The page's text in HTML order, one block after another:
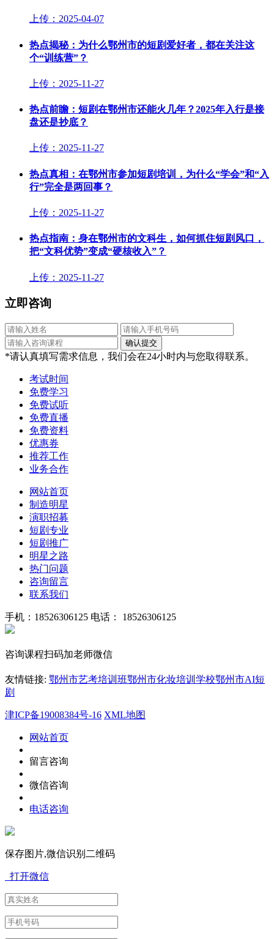
上传：2025-04-07
热点揭秘：为什么鄂州市的短剧爱好者，都在关注这
个“训练营”？
上传：2025-11-27
热点前瞻：短剧在鄂州市还能火几年？2025年入行是接
盘还是抄底？
上传：2025-11-27
热点真相：在鄂州市参加短剧培训，为什么“学会”和“入
行”完全是两回事？
上传：2025-11-27
热点指南：身在鄂州市的文科生，如何抓住短剧风口，
把“文科优势”变成“硬核收入”？
上传：2025-11-27
立即咨询
*请认真填写需求信息，我们会在24小时内与您取得联系。
考试时间
免费学习
免费试听
免费直播
免费资料
优惠券
推荐工作
业务合作
网站首页
制造明星
演职招募
短剧专业
短剧推广
明星之路
热门问题
咨询留言
联系我们
手机：18526306125 电话： 18526306125
咨询课程扫码加老师微信
友情链接: 鄂州市艺考培训班鄂州市化妆培训学校鄂州市AI短
剧
津ICP备19008384号-16 XML地图
网站首页
留言咨询
微信咨询
电话咨询
保存图片,微信识别二维码
打开微信